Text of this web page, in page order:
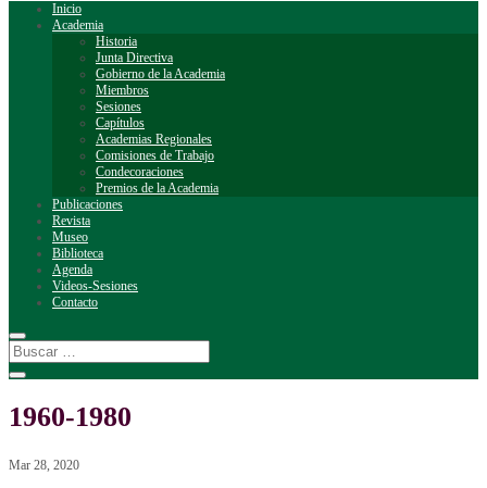
Inicio
Academia
Historia
Junta Directiva
Gobierno de la Academia
Miembros
Sesiones
Capítulos
Academias Regionales
Comisiones de Trabajo
Condecoraciones
Premios de la Academia
Publicaciones
Revista
Museo
Biblioteca
Agenda
Videos-Sesiones
Contacto
1960-1980
Mar 28, 2020